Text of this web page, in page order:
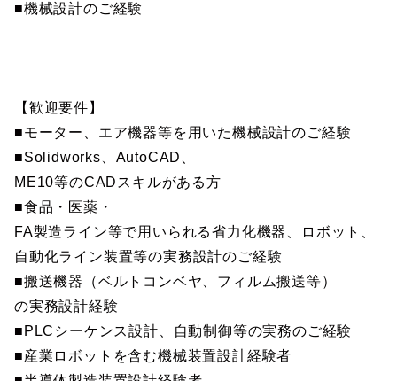
■機械設計のご経験
【歓迎要件】
■モーター、エア機器等を用いた機械設計のご経験
■Solidworks、AutoCAD、
ME10等のCADスキルがある方
■食品・医薬・
FA製造ライン等で用いられる省力化機器、ロボット、
自動化ライン装置等の実務設計のご経験
■搬送機器（ベルトコンベヤ、フィルム搬送等）
の実務設計経験
■PLCシーケンス設計、自動制御等の実務のご経験
■産業ロボットを含む機械装置設計経験者